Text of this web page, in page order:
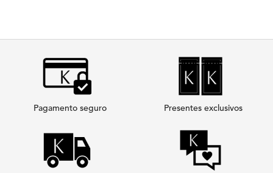
Pagamento seguro Presentes exclusivos